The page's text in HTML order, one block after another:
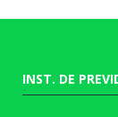
INST. DE